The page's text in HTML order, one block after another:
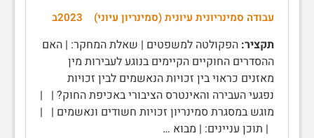
עבודה סמינריונית עיונית (סמינריון עיוני) 2023ב
תקציר: הפקולטה למשפטים | שאלת המחקר: | האם
ההסדרים החוקיים הקיימים בנוגע לעבירות מין
מאזנים כראוי בין זכויות הנאשמים לבין זכויות
נפגעי העבירה והאינטרס הציבורי באכיפת החוק? | |
מוגש במסגרת סמינריון זכויות חשודים ונאשמים | |
| תוכן עניינים: | מבוא …